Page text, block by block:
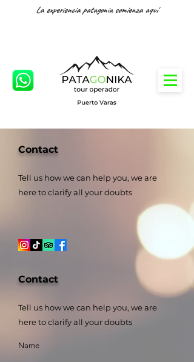
La experiencia patagonia comienza aquí
Contact
Tell us how we can help you, we are
here to clarify all your doubts
Contact
Tell us how we can help you, we are
here to clarify all your doubts
Name